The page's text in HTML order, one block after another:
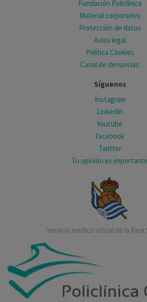
Fundación Policlínica
Material corporativo
Protección de datos
Aviso legal
Política Cookies
Canal de denuncias
Síguenos
Instagram
LinkedIn
Youtube
Facebook
Twitter
Tu opinión es importante
Servicio médico oficial de la Real